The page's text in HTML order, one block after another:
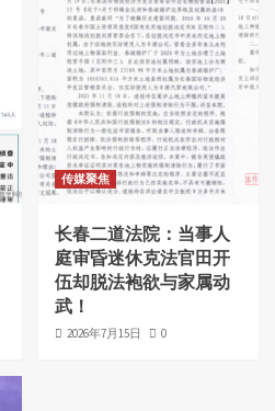
传媒聚焦
长春二道法院：当事人
庭审昏迷休克法官田开
伍却脱法袍欲与家属动
武！
2026年7月15日 0